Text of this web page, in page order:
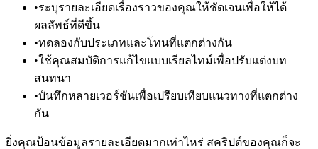
•ระบุรายละเอียดเรื่องราวของคุณให้ชัดเจนเพื่อให้ได้
ผลลัพธ์ที่ดีขึ้น
•ทดลองกับประเภทและโทนที่แตกต่างกัน
•ใช้คุณสมบัติการแก้ไขแบบเรียลไทม์เพื่อปรับแต่งบท
สนทนา
•บันทึกหลายเวอร์ชันเพื่อเปรียบเทียบแนวทางที่แตกต่าง
กัน
ยิ่งคุณป้อนข้อมูลรายละเอียดมากเท่าไหร่ สคริปต์ของคุณก็จะ